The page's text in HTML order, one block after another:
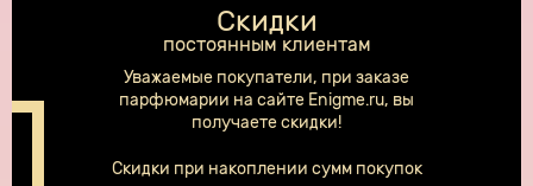
Скидки
постоянным клиентам
Уважаемые покупатели, при заказе
парфюмарии на сайте Enigme.ru, вы
получаете скидки!
Скидки при накоплении сумм покупок